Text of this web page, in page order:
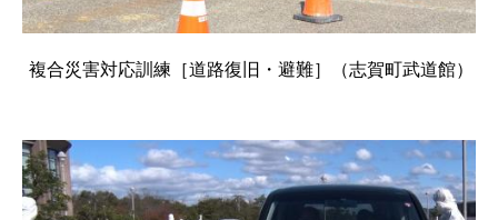
複合災害対応訓練［道路復旧・避難］（志賀町武道館）